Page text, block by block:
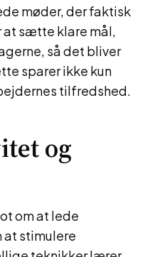
møder, der faktisk
at sætte klare mål,
så det bliver
sparer ikke kun
tilfredshed.
og
om at lede
at stimulere